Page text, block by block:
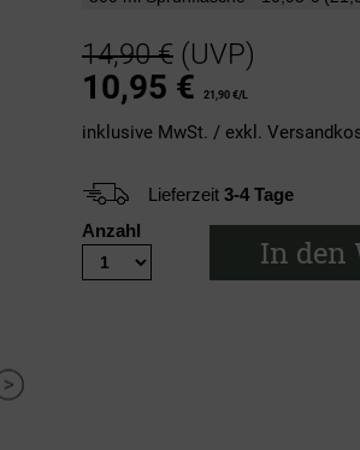
14,90 € (UVP)
10,95 € 21,90 €/L
inklusive MwSt. / exkl.
Lieferzeit 3-4 Tage
Anzahl
In den